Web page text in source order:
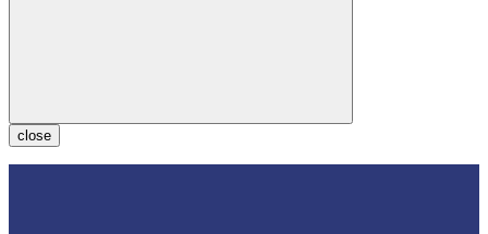
close